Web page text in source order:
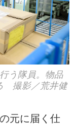
う隊員。物品
撮影／荒井健
元に届く仕